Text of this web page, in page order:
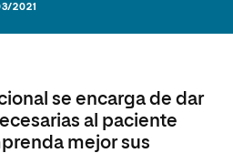
2021
se encarga de dar
al paciente
mejor sus